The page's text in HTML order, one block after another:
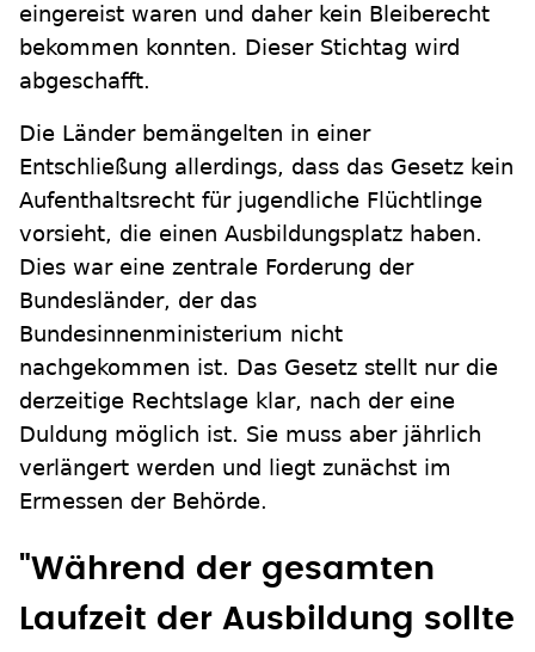
eingereist waren und daher kein Bleiberecht
bekommen konnten. Dieser Stichtag wird
abgeschafft.
Die Länder bemängelten in einer
Entschließung allerdings, dass das Gesetz kein
Aufenthaltsrecht für jugendliche Flüchtlinge
vorsieht, die einen Ausbildungsplatz haben.
Dies war eine zentrale Forderung der
Bundesländer, der das
Bundesinnenministerium nicht
nachgekommen ist. Das Gesetz stellt nur die
derzeitige Rechtslage klar, nach der eine
Duldung möglich ist. Sie muss aber jährlich
verlängert werden und liegt zunächst im
Ermessen der Behörde.
"Während der gesamten
Laufzeit der Ausbildung sollte